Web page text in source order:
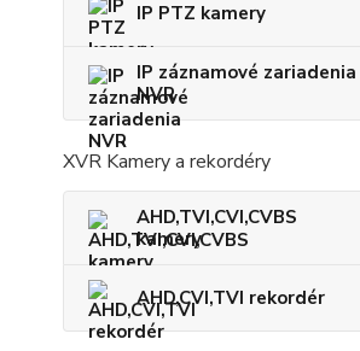
IP PTZ kamery
IP záznamové zariadenia
NVR
XVR Kamery a rekordéry
AHD,TVI,CVI,CVBS
kamery
AHD,CVI,TVI rekordér